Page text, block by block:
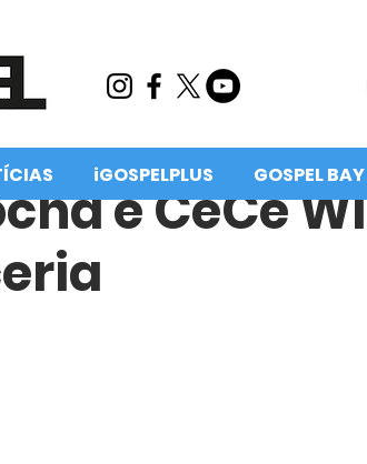
iGOSPELPLUS GOSPEL BAY
e CeCe